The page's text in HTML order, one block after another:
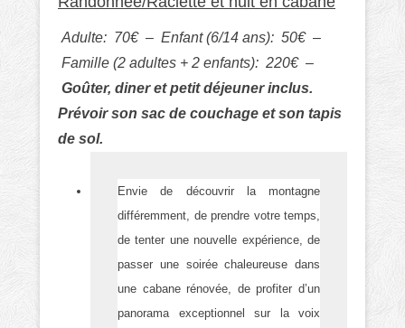
Adulte: 70€ – Enfant (6/14 ans): 50€ –
Famille (2 adultes + 2 enfants): 220€ –
Goûter, diner et petit déjeuner inclus.
Prévoir son sac de couchage et son tapis
de sol.
Envie de découvrir la montagne
différemment, de prendre votre temps,
de tenter une nouvelle expérience, de
passer une soirée chaleureuse dans
une cabane rénovée, de profiter d’un
panorama exceptionnel sur la voix